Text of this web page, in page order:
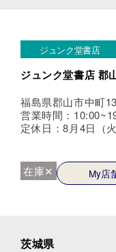
ジュンク堂書店
ジュンク堂書店 郡
福島県郡山市中町
営業時間：
定休日：8月4日（
在庫✕ My店
茨城県